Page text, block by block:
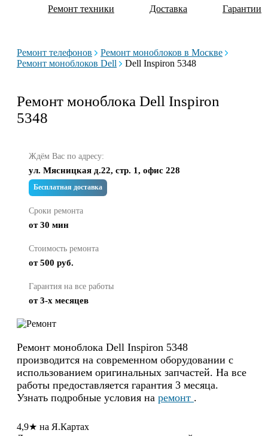
Ремонт техники Доставка Гарантии
Ремонт телефонов
Ремонт моноблоков в Москве
Ремонт моноблоков Dell
Dell Inspiron 5348
Ремонт моноблока Dell Inspiron
5348
Ждём Вас по адресу:
ул. Мясницкая д.22, стр. 1, офис 228
Бесплатная доставка
Сроки ремонта
от 30 мин
Стоимость ремонта
от 500 руб.
Гарантия на все работы
от 3-х месяцев
Ремонт моноблока Dell Inspiron 5348
производится на современном оборудовании с
использованием оригинальных запчастей. На все
работы предоставляется гарантия 3 месяца.
Узнать подробные условия на ремонт .
4,9★ на Я.Картах